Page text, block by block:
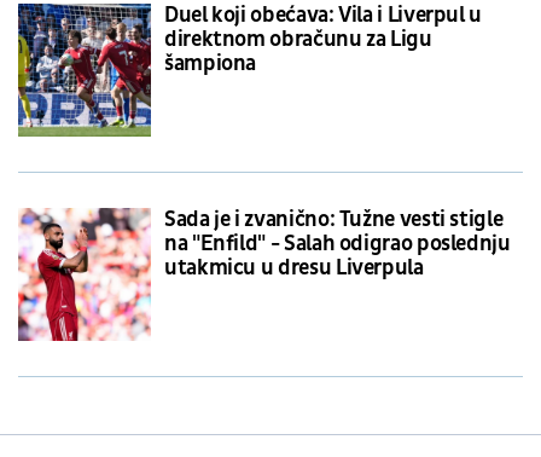
Duel koji obećava: Vila i Liverpul u
direktnom obračunu za Ligu
šampiona
Sada je i zvanično: Tužne vesti stigle
na "Enfild" - Salah odigrao poslednju
utakmicu u dresu Liverpula